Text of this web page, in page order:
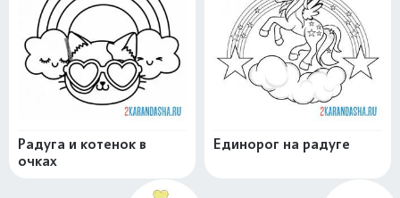
Радуга и котенок в
очках
Единорог на радуге